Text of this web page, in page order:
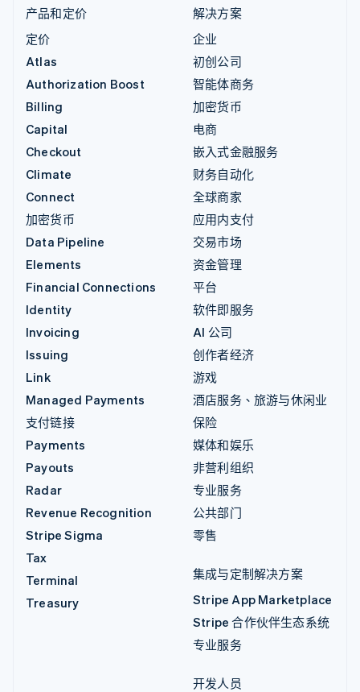
产品和定价
定价
Atlas
Authorization Boost
Billing
Capital
Checkout
Climate
Connect
加密货币
Data Pipeline
Elements
Financial Connections
Identity
Invoicing
Issuing
Link
Managed Payments
支付链接
Payments
Payouts
Radar
Revenue Recognition
Stripe Sigma
Tax
Terminal
Treasury
解决方案
企业
初创公司
智能体商务
加密货币
电商
嵌入式金融服务
财务自动化
全球商家
应用内支付
交易市场
资金管理
平台
软件即服务
AI 公司
创作者经济
游戏
酒店服务、旅游与休闲业
保险
媒体和娱乐
非营利组织
专业服务
公共部门
零售
集成与定制解决方案
Stripe App Marketplace
Stripe 合作伙伴生态系统
专业服务
开发人员